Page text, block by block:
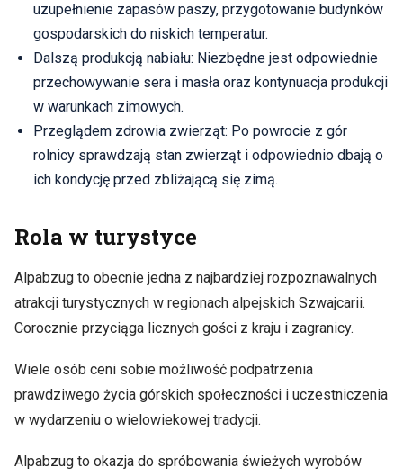
uzupełnienie zapasów paszy, przygotowanie budynków
gospodarskich do niskich temperatur.
Dalszą produkcją nabiału: Niezbędne jest odpowiednie
przechowywanie sera i masła oraz kontynuacja produkcji
w warunkach zimowych.
Przeglądem zdrowia zwierząt: Po powrocie z gór
rolnicy sprawdzają stan zwierząt i odpowiednio dbają o
ich kondycję przed zbliżającą się zimą.
Rola w turystyce
Alpabzug to obecnie jedna z najbardziej rozpoznawalnych
atrakcji turystycznych w regionach alpejskich Szwajcarii.
Corocznie przyciąga licznych gości z kraju i zagranicy.
Wiele osób ceni sobie możliwość podpatrzenia
prawdziwego życia górskich społeczności i uczestniczenia
w wydarzeniu o wielowiekowej tradycji.
Alpabzug to okazja do spróbowania świeżych wyrobów